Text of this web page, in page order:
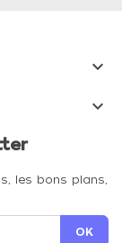


les bons plans,